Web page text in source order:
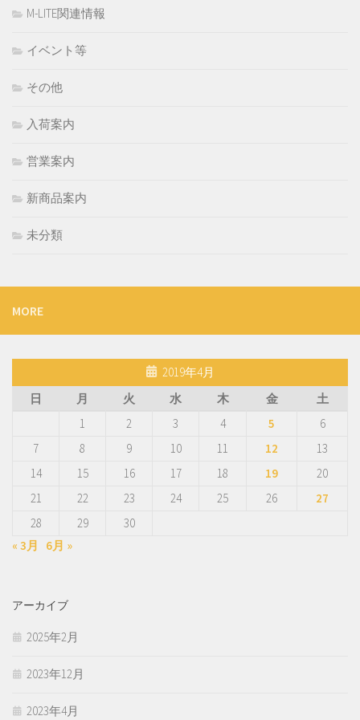
M-LITE関連情報
イベント等
その他
入荷案内
営業案内
新商品案内
未分類
MORE
2019年4月
日
月 火 水 木 金
土
1
2 3 4 5
6
7
8 9 10 11 12
13
14
15 16 17 18 19
20
21
22 23 24 25 26
27
28
29
30
« 3月
6月 »
アーカイブ
2025年2月
2023年12月
2023年4月